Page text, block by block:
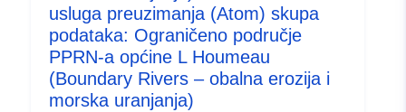
usluga preuzimanja (Atom) skupa
podataka: Ograničeno područje
PPRN-a općine L Houmeau
(Boundary Rivers – obalna erozija i
morska uranjanja)